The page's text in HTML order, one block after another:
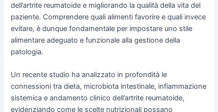
dell’artrite reumatoide e migliorando la qualità della vita del
paziente. Comprendere quali alimenti favorire e quali invece
evitare, è dunque fondamentale per impostare uno stile
alimentare adeguato e funzionale alla gestione della
patologia.
Un recente studio ha analizzato in profondità le
connessioni tra dieta, microbiota intestinale, infiammazione
sistemica e andamento clinico dell’artrite reumatoide,
evidenziando come le scelte nutrizionali possano